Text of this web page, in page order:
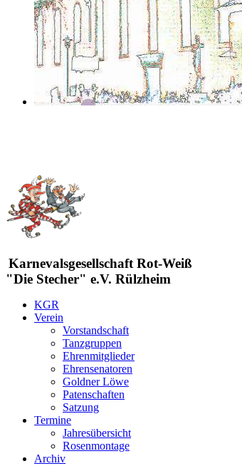
Karnevalsgesellschaft Rot-Weiß
"Die Stecher" e.V. Rülzheim
KGR
Verein
Vorstandschaft
Tanzgruppen
Ehrenmitglieder
Ehrensenatoren
Goldner Löwe
Patenschaften
Satzung
Termine
Jahresübersicht
Rosenmontage
Archiv